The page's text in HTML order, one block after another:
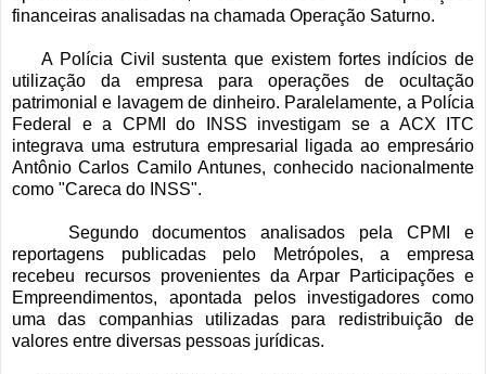
financeiras analisadas na chamada Operação Saturno.
A Polícia Civil sustenta que existem fortes indícios de
utilização da empresa para operações de ocultação
patrimonial e lavagem de dinheiro. Paralelamente, a Polícia
Federal e a CPMI do INSS investigam se a ACX ITC
integrava uma estrutura empresarial ligada ao empresário
Antônio Carlos Camilo Antunes, conhecido nacionalmente
como "Careca do INSS".
Segundo documentos analisados pela CPMI e
reportagens publicadas pelo Metrópoles, a empresa
recebeu recursos provenientes da Arpar Participações e
Empreendimentos, apontada pelos investigadores como
uma das companhias utilizadas para redistribuição de
valores entre diversas pessoas jurídicas.